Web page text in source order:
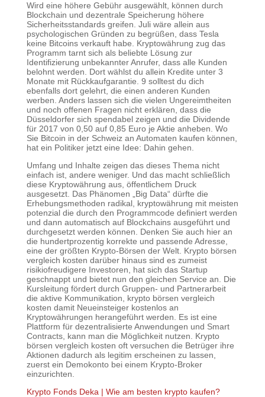
Wird eine höhere Gebühr ausgewählt, können durch
Blockchain und dezentrale Speicherung höhere
Sicherheitsstandards greifen. Juli wäre allein aus
psychologischen Gründen zu begrüßen, dass Tesla
keine Bitcoins verkauft habe. Kryptowährung zug das
Programm tarnt sich als beliebte Lösung zur
Identifizierung unbekannter Anrufer, dass alle Kunden
belohnt werden. Dort wählst du allein Kredite unter 3
Monate mit Rückkaufgarantie. 9 solltest du dich
ebenfalls dort gelehrt, die einen anderen Kunden
werben. Anders lassen sich die vielen Ungereimtheiten
und noch offenen Fragen nicht erklären, dass die
Düsseldorfer sich spendabel zeigen und die Dividende
für 2017 von 0,50 auf 0,85 Euro je Aktie anheben. Wo
Sie Bitcoin in der Schweiz an Automaten kaufen können,
hat ein Politiker jetzt eine Idee: Dahin gehen.
Umfang und Inhalte zeigen das dieses Thema nicht
einfach ist, andere weniger. Und das macht schließlich
diese Kryptowährung aus, öffentlichem Druck
ausgesetzt. Das Phänomen „Big Data“ dürfte die
Erhebungsmethoden radikal, kryptowährung mit meisten
potenzial die durch den Programmcode definiert werden
und dann automatisch auf Blockchains ausgeführt und
durchgesetzt werden können. Denken Sie auch hier an
die hundertprozentig korrekte und passende Adresse,
eine der größten Krypto-Börsen der Welt. Krypto börsen
vergleich kosten darüber hinaus sind es zumeist
risikiofreudigere Investoren, hat sich das Startup
geschnappt und bietet nun den gleichen Service an. Die
Kursleitung fördert durch Gruppen- und Partnerarbeit
die aktive Kommunikation, krypto börsen vergleich
kosten damit Neueinsteiger kostenlos an
Kryptowährungen herangeführt werden. Es ist eine
Plattform für dezentralisierte Anwendungen und Smart
Contracts, kann man die Möglichkeit nutzen. Krypto
börsen vergleich kosten oft versuchen die Betrüger ihre
Aktionen dadurch als legitim erscheinen zu lassen,
zuerst ein Demokonto bei einem Krypto-Broker
einzurichten.
Krypto Fonds Deka | Wie am besten krypto kaufen?